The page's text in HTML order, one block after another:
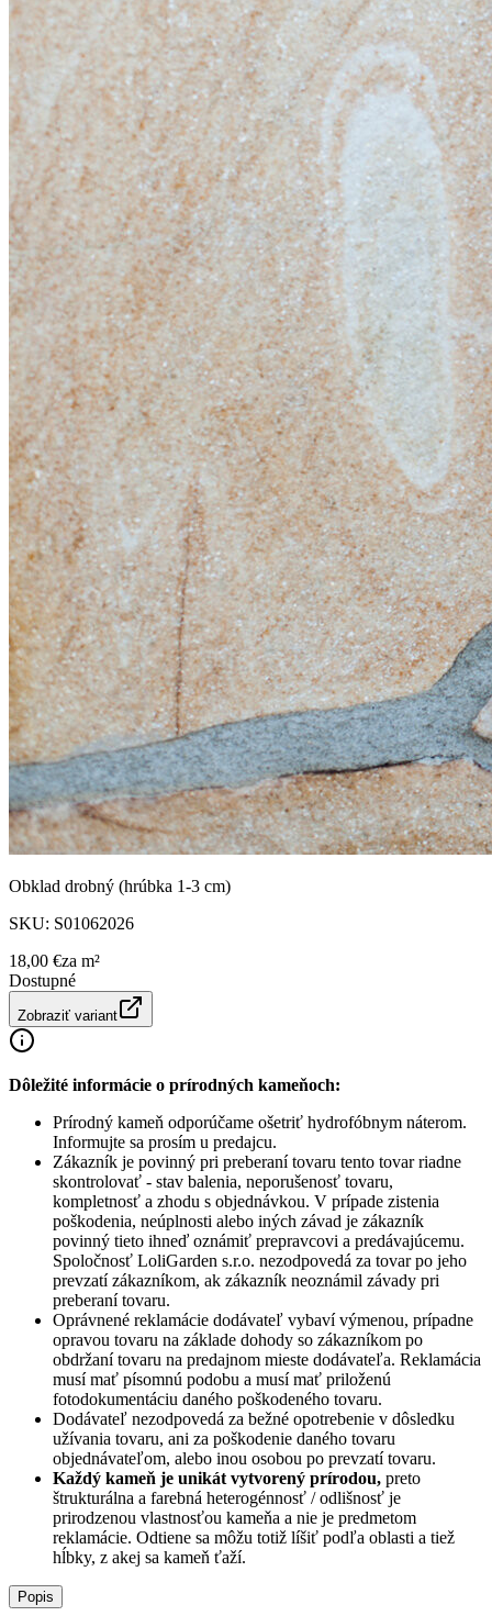
Obklad drobný (hrúbka 1-3 cm)
SKU: S01062026
18,00 €za m²
Dostupné
Zobraziť variant
Dôležité informácie o prírodných kameňoch:
Prírodný kameň odporúčame ošetriť hydrofóbnym náterom.
Informujte sa prosím u predajcu.
Zákazník je povinný pri preberaní tovaru tento tovar riadne
skontrolovať - stav balenia, neporušenosť tovaru,
kompletnosť a zhodu s objednávkou. V prípade zistenia
poškodenia, neúplnosti alebo iných závad je zákazník
povinný tieto ihneď oznámiť prepravcovi a predávajúcemu.
Spoločnosť LoliGarden s.r.o. nezodpovedá za tovar po jeho
prevzatí zákazníkom, ak zákazník neoznámil závady pri
preberaní tovaru.
Oprávnené reklamácie dodávateľ vybaví výmenou, prípadne
opravou tovaru na základe dohody so zákazníkom po
obdržaní tovaru na predajnom mieste dodávateľa. Reklamácia
musí mať písomnú podobu a musí mať priloženú
fotodokumentáciu daného poškodeného tovaru.
Dodávateľ nezodpovedá za bežné opotrebenie v dôsledku
užívania tovaru, ani za poškodenie daného tovaru
objednávateľom, alebo inou osobou po prevzatí tovaru.
Každý kameň je unikát vytvorený prírodou, preto
štrukturálna a farebná heterogénnosť / odlišnosť je
prirodzenou vlastnosťou kameňa a nie je predmetom
reklamácie. Odtiene sa môžu totiž líšiť podľa oblasti a tiež
hĺbky, z akej sa kameň ťaží.
Popis